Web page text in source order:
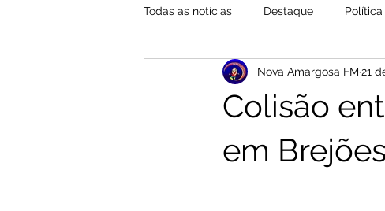
Todas as notícias Destaque Política
Economia Esportes
Colisão
em
Nova Amargosa FM 21